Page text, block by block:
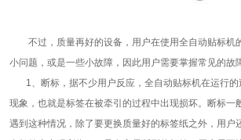
不过，质量再好的设备，用户在使用全自动贴标机
小问题，或是一些小故障，因此用户需要掌握常见的故
1、断标，据不少用户反应，全自动贴标机在运行的
现象，也就是标签在被牵引的过程中出现损坏。断标一
遇到这种情况，除了要更换质量好的标签纸之外，用户